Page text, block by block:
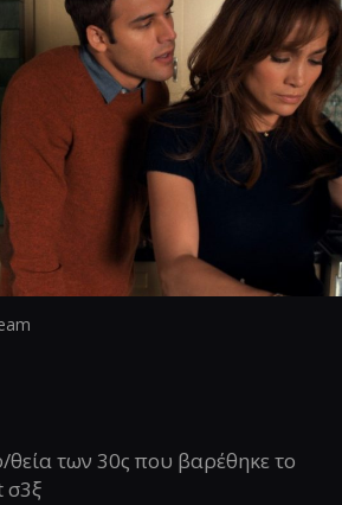
των 30ς που βαρέθηκε το
σ3ξ